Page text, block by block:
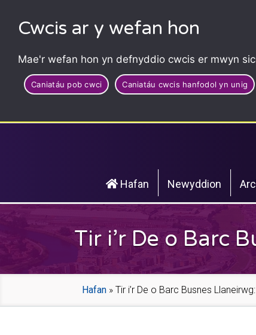
Cwcis ar y wefan hon
Mae'r wefan hon yn defnyddio cwcis er mwyn
Caniatáu pob cwci Caniatáu cwcis hanfodol yn unig
Hafan Newyddion
Tir i’r De o Barc
Hafan » Tir i’r De o Barc Busnes